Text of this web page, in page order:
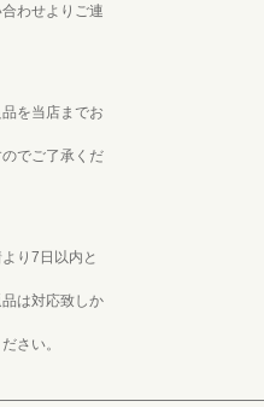
わせよりご連
を当店までお
でご了承くだ
り7日以内と
は対応致しか
さい。